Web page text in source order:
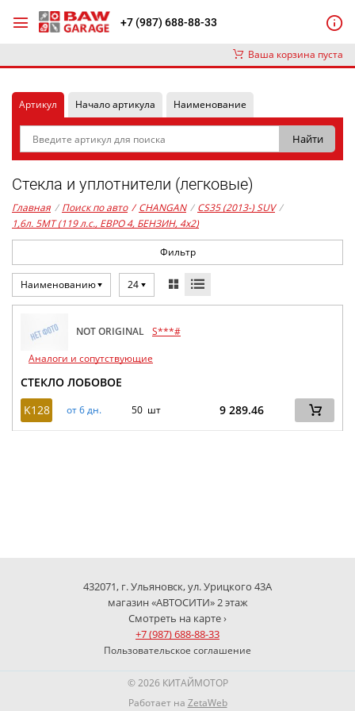
+7 (987) 688-88-33
Ваша корзина пуста
Артикул Начало артикула Наименование
Стекла и уплотнители (легковые)
Главная / Поиск по авто / CHANGAN / CS35 (2013-) SUV /
1,6л. 5MT (119 л.с., ЕВРО 4, БЕНЗИН, 4x2)
Фильтр
Наименованию 24
NOT ORIGINAL S***#
Аналоги и сопутствующие
СТЕКЛО ЛОБОВОЕ
K128
от 6 дн. 50 шт 9 289.46
432071, г. Ульяновск, ул. Урицкого 43А
магазин «АВТОСИТИ» 2 этаж
Смотреть на карте ›
+7 (987) 688-88-33
Пользовательское соглашение
© 2026 КИТАЙМОТОР
Работает на ZetaWeb